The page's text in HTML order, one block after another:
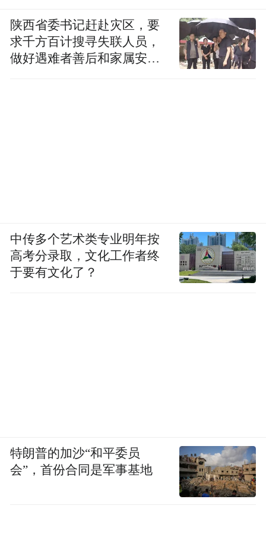
陕西省委书记赶赴灾区，要
求千方百计搜寻失联人员，
做好遇难者善后和家属安抚
中传多个艺术类专业明年按
高考分录取，文化工作者终
于要有文化了？
特朗普的加沙“和平委员
会”，首份合同是军事基地